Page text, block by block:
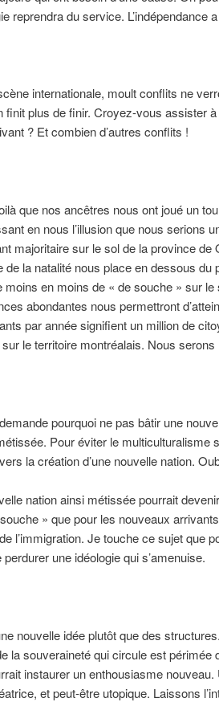
reprendra du service. L’indépendance
internationale, moult conflits ne
finit plus de finir. Croyez-vous assister
? Et combien d’autres conflits !
que nos ancêtres nous ont joué un
en nous l’illusion que nous serions
majoritaire sur le sol de la province
de la natalité nous place en dessous
moins en moins de « de souche » sur
abondantes nous permettront
par année signifient un million de
le territoire montréalais. Nous
pourquoi ne pas bâtir une
Pour éviter le multiculturalisme
la création d’une nouvelle nation.
nation ainsi métissée pourrait
souche » que pour les nouveaux
l’immigration. Je touche ce sujet que
perdurer une idéologie qui s’amenuise.
nouvelle idée plutôt que des
la souveraineté qui circule est
instaurer un enthousiasme
et peut-être utopique. Laissons